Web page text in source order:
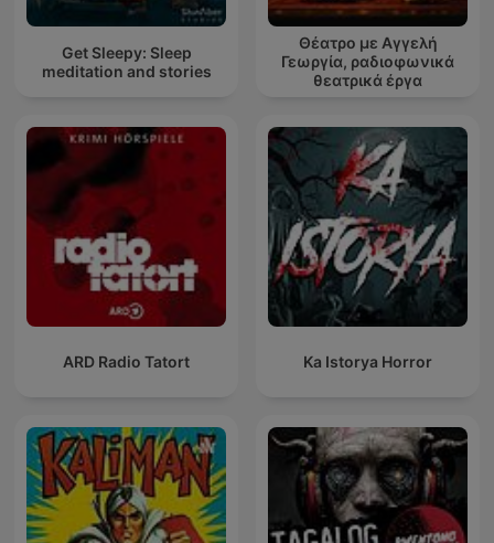
Get Sleepy: Sleep
meditation and stories
Θέατρο με Αγγελή
Γεωργία, ραδιοφωνικά
θεατρικά έργα
ARD Radio Tatort Ka Istorya Horror